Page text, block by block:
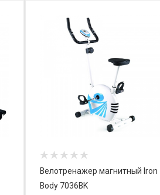
Велотренажер магнитный Iron
Body 7036BK